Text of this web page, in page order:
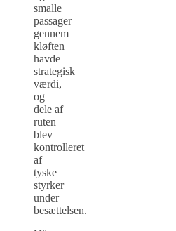
smalle
passager
gennem
kløften
havde
strategisk
værdi,
og
dele af
ruten
blev
kontrolleret
af
tyske
styrker
under
besættelsen.